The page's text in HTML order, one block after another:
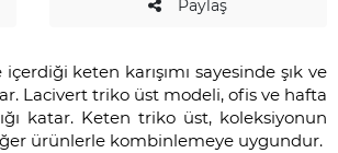
Paylaş
keten karışımı sayesinde şık ve
Lacivert triko üst modeli, ofis ve hafta
katar. Keten triko üst, koleksiyonun
ürünlerle kombinlemeye uygundur.